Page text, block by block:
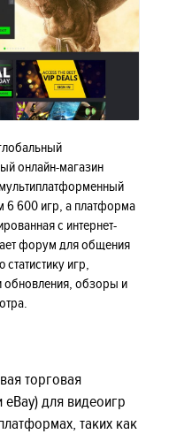
онлайн-магазин
6 600 игр, а платформа
с интернет-
форум для общения
игр,
обновления, обзоры и
торговая
для видеоигр
таких как